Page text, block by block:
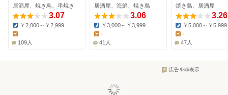
居酒屋、焼き鳥、串焼き
3.07
Dinner:
￥2,000～￥2,999
-
109人
居酒屋、海鮮、焼き鳥
3.06
Dinner:
￥3,000～￥3,999
Lunch:
-
41人
焼き鳥、居酒屋
3.26
Dinner:
￥5,000～￥5,999
Lunch:
-
47人
広告を非表示